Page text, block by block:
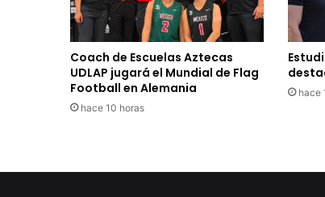
Coach de Escuelas Aztecas
UDLAP jugará el Mundial de Flag
Football en Alemania
hace 10 horas
hace